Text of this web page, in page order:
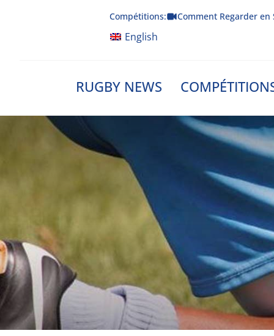
Compétitions: Comment Regarder en
English
RUGBY NEWS